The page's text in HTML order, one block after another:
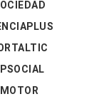
MOTOR